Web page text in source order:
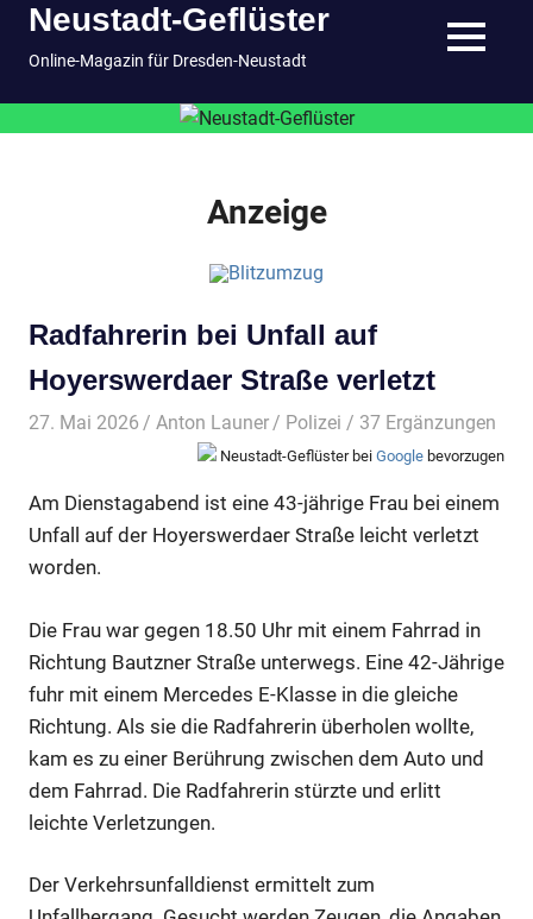
InhaltNeustadt-Geflüster
Online-Magazin für Dresden-Neustadt MENÜ
Anzeige
Radfahrerin bei Unfall auf
Hoyerswerdaer Straße verletzt
27. Mai 2026 Anton Launer Polizei / 37 Ergänzungen
Neustadt-Geflüster bei Google bevorzugen
Am Dienstagabend ist eine 43-jährige Frau bei einem
Unfall auf der Hoyerswerdaer Straße leicht verletzt
worden.
Die Frau war gegen 18.50 Uhr mit einem Fahrrad in
Richtung Bautzner Straße unterwegs. Eine 42-Jährige
fuhr mit einem Mercedes E-Klasse in die gleiche
Richtung. Als sie die Radfahrerin überholen wollte,
kam es zu einer Berührung zwischen dem Auto und
dem Fahrrad. Die Radfahrerin stürzte und erlitt
leichte Verletzungen.
Der Verkehrsunfalldienst ermittelt zum